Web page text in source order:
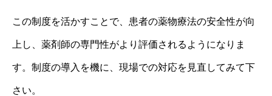
この制度を活かすことで、患者の薬物療法の安全性が向
上し、薬剤師の専門性がより評価されるようになりま
す。制度の導入を機に、現場での対応を見直してみて下
さい。